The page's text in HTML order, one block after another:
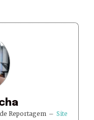
Reportagem – Site